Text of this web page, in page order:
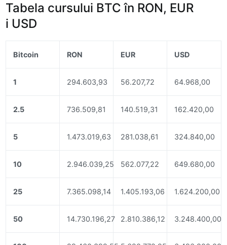
Tabela cursului BTC în RON, EUR
i USD
Bitcoin RON EUR USD
1 294.603,93 56.207,72 64.968,00
2.5 736.509,81 140.519,31 162.420,00
5 1.473.019,63 281.038,61 324.840,00
10 2.946.039,25 562.077,22 649.680,00
25 7.365.098,14 1.405.193,06 1.624.200,00
50 14.730.196,27 2.810.386,12 3.248.400,00